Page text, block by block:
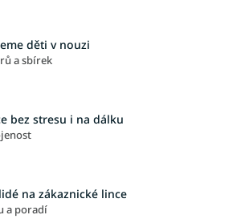
děti v nouzi
a sbírek
bez stresu i na dálku
na zákaznické lince
a poradí